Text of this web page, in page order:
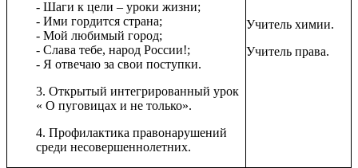
- Шаги к цели – уроки жизни;
- Ими гордится страна;
- Мой любимый город;
- Слава тебе, народ России!;
- Я отвечаю за свои поступки.
3. Открытый интегрированный урок
« О пуговицах и не только».
4. Профилактика правонарушений
среди несовершеннолетних.
Учитель химии.
Учитель права.